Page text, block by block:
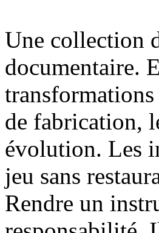
Une collection
documentaire.
de fabrication,
évolution. Les
jeu sans
Rendre un